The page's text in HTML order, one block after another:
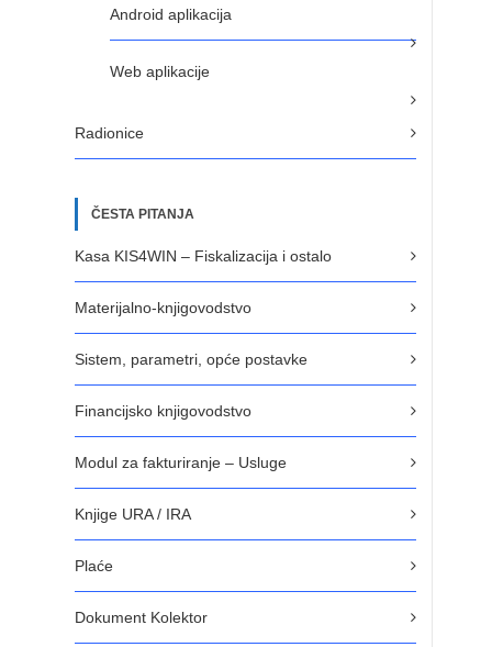
Android aplikacija
Web aplikacije
Radionice
ČESTA PITANJA
Kasa KIS4WIN – Fiskalizacija i ostalo
Materijalno-knjigovodstvo
Sistem, parametri, opće postavke
Financijsko knjigovodstvo
Modul za fakturiranje – Usluge
Knjige URA / IRA
Plaće
Dokument Kolektor